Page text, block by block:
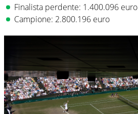
Finalista perdente: 1.400.096 euro
Campione: 2.800.196 euro